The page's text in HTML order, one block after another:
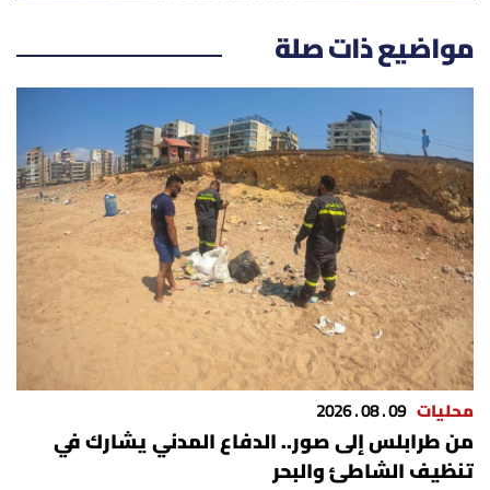
من نحن
للتواصل معنا
شروط الاستخدام
شروط الإشتراك
Digital solutions by
مواضيع ذات صلة
محليات 09 . 08 . 2026
من طرابلس إلى صور.. الدفاع المدني يشارك في
تنظيف الشاطئ والبحر